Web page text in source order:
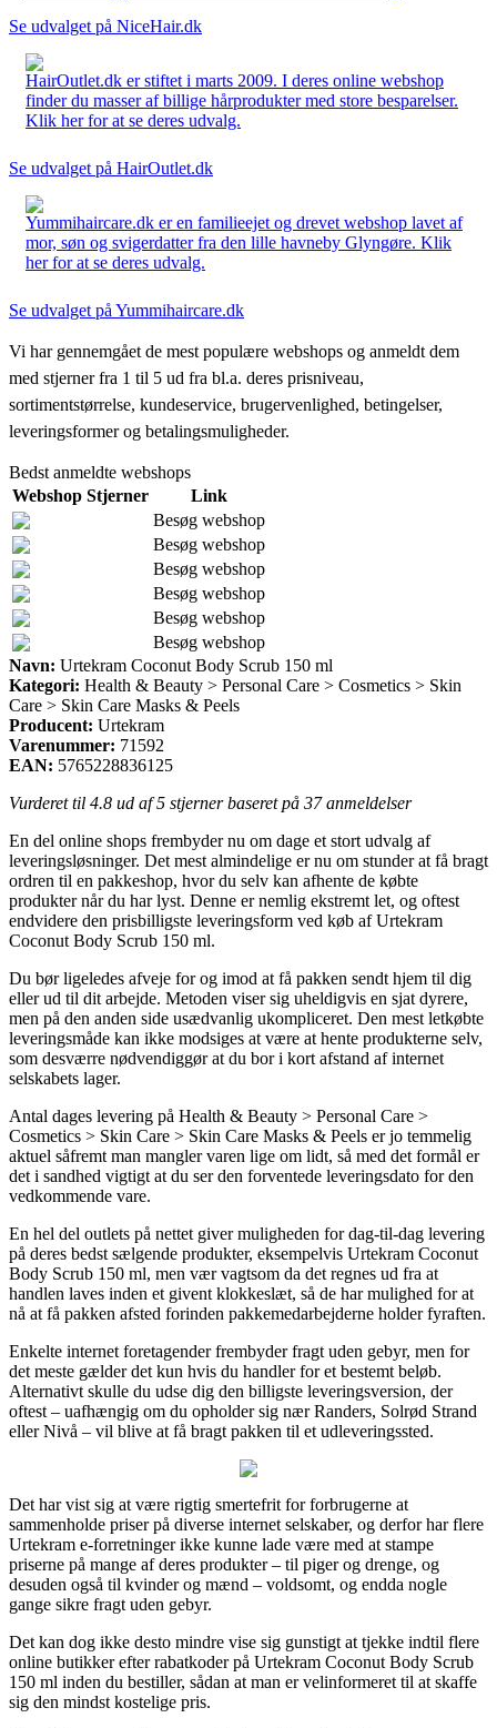
Se udvalget på NiceHair.dk
HairOutlet.dk er stiftet i marts 2009. I deres online webshop
finder du masser af billige hårprodukter med store besparelser.
Klik her for at se deres udvalg.
Se udvalget på HairOutlet.dk
Yummihaircare.dk er en familieejet og drevet webshop lavet af
mor, søn og svigerdatter fra den lille havneby Glyngøre. Klik
her for at se deres udvalg.
Se udvalget på Yummihaircare.dk
Vi har gennemgået de mest populære webshops og anmeldt dem
med stjerner fra 1 til 5 ud fra bl.a. deres prisniveau,
sortimentstørrelse, kundeservice, brugervenlighed, betingelser,
leveringsformer og betalingsmuligheder.
Bedst anmeldte webshops
Webshop Stjerner
Link
Besøg webshop
Besøg webshop
Besøg webshop
Besøg webshop
Besøg webshop
Besøg webshop
Navn: Urtekram Coconut Body Scrub 150 ml
Kategori: Health & Beauty > Personal Care > Cosmetics > Skin
Care > Skin Care Masks & Peels
Producent: Urtekram
Varenummer: 71592
EAN: 5765228836125
Vurderet til 4.8 ud af 5 stjerner baseret på 37anmeldelser
En del online shops frembyder nu om dage et stort udvalg af
leveringsløsninger. Det mest almindelige er nu om stunder at få bragt
ordren til en pakkeshop, hvor du selv kan afhente de købte
produkter når du har lyst. Denne er nemlig ekstremt let, og oftest
endvidere den prisbilligste leveringsform ved køb af Urtekram
Coconut Body Scrub 150 ml.
Du bør ligeledes afveje for og imod at få pakken sendt hjem til dig
eller ud til dit arbejde. Metoden viser sig uheldigvis en sjat dyrere,
men på den anden side usædvanlig ukompliceret. Den mest letkøbte
leveringsmåde kan ikke modsiges at være at hente produkterne selv,
som desværre nødvendiggør at du bor i kort afstand af internet
selskabets lager.
Antal dages levering på Health & Beauty > Personal Care >
Cosmetics > Skin Care > Skin Care Masks & Peels er jo temmelig
aktuel såfremt man mangler varen lige om lidt, så med det formål er
det i sandhed vigtigt at du ser den forventede leveringsdato for den
vedkommende vare.
En hel del outlets på nettet giver muligheden for dag-til-dag levering
på deres bedst sælgende produkter, eksempelvis Urtekram Coconut
Body Scrub 150 ml, men vær vagtsom da det regnes ud fra at
handlen laves inden et givent klokkeslæt, så de har mulighed for at
nå at få pakken afsted forinden pakkemedarbejderne holder fyraften.
Enkelte internet foretagender frembyder fragt uden gebyr, men for
det meste gælder det kun hvis du handler for et bestemt beløb.
Alternativt skulle du udse dig den billigste leveringsversion, der
oftest – uafhængig om du opholder sig nær Randers, Solrød Strand
eller Nivå – vil blive at få bragt pakken til et udleveringssted.
Det har vist sig at være rigtig smertefrit for forbrugerne at
sammenholde priser på diverse internet selskaber, og derfor har flere
Urtekram e-forretninger ikke kunne lade være med at stampe
priserne på mange af deres produkter – til piger og drenge, og
desuden også til kvinder og mænd – voldsomt, og endda nogle
gange sikre fragt uden gebyr.
Det kan dog ikke desto mindre vise sig gunstigt at tjekke indtil flere
online butikker efter rabatkoder på Urtekram Coconut Body Scrub
150 ml inden du bestiller, sådan at man er velinformeret til at skaffe
sig den mindst kostelige pris.